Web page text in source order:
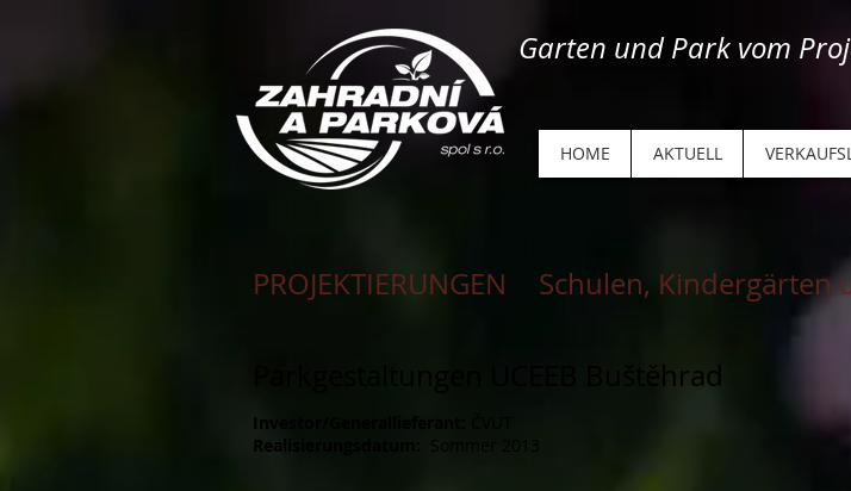
Garten und Park vom
HOME AKTUELL
Schulen, Kindergärten
PROJEKTIERUNGEN
Parkgestaltungen UCEEB Buštěhrad
Investor/Generallieferant:
Realisierungsdatum: